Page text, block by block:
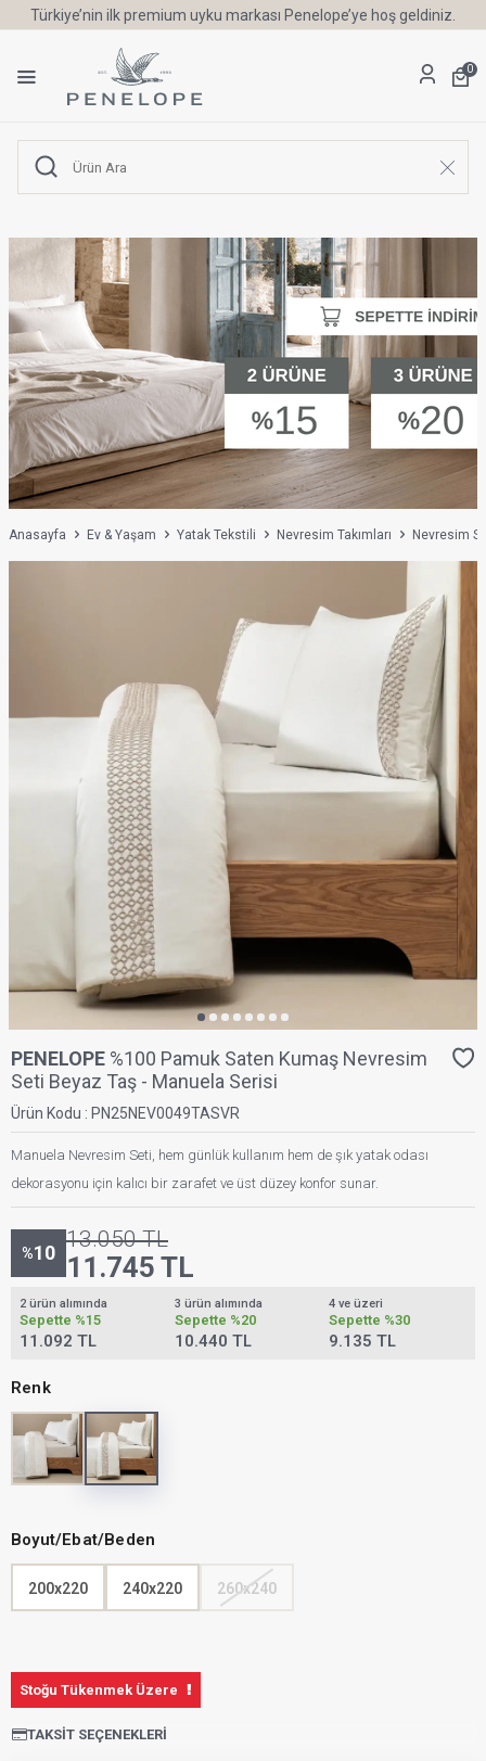
Türkiye’nin ilk premium uyku markası Penelope’ye hoş geldiniz.
0
Anasayfa Ev & Yaşam Yatak Tekstili Nevresim Takımları Nevresim
PENELOPE %100 Pamuk Saten Kumaş Nevresim
Seti Beyaz Taş - Manuela Serisi
Ürün Kodu : PN25NEV0049TASVR
Manuela Nevresim Seti, hem günlük kullanım hem de şık yatak odası
dekorasyonu için kalıcı bir zarafet ve üst düzey konfor sunar.
%10
13.050TL
11.745 TL
2 ürün alımında
Sepette %15
11.092 TL
3 ürün alımında
Sepette %20
10.440 TL
4 ve üzeri
Sepette %30
9.135 TL
Renk
Boyut/Ebat/Beden
200x220 240x220 260x240
Stoğu Tükenmek Üzere
TAKSIT SEÇENEKLERI